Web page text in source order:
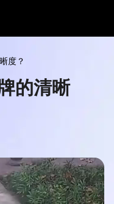
度？
的清晰